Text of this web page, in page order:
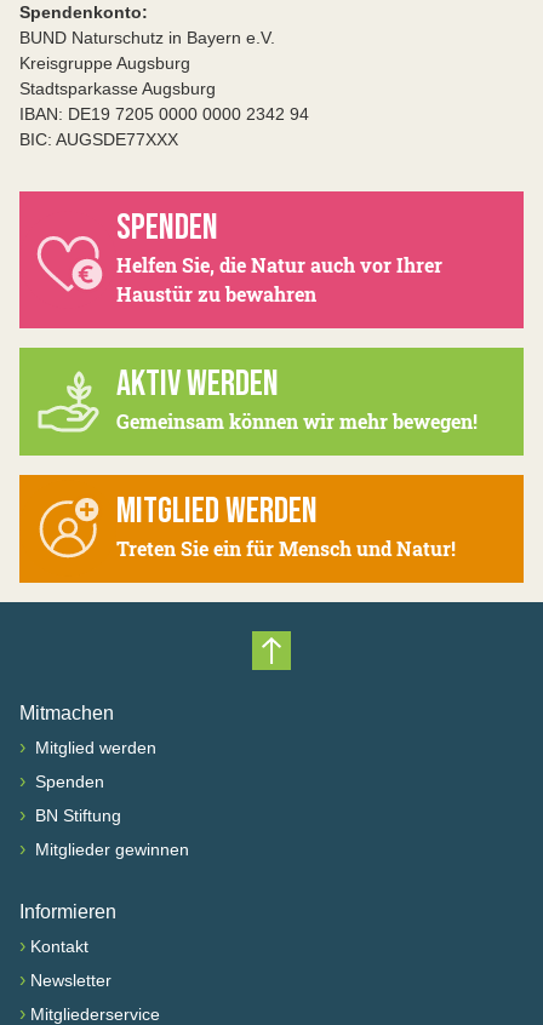
Spendenkonto:
BUND Naturschutz in Bayern e.V.
Kreisgruppe Augsburg
Stadtsparkasse Augsburg
IBAN: DE19 7205 0000 0000 2342 94
BIC: AUGSDE77XXX
SPENDEN
Helfen Sie, die Natur auch vor Ihrer
Haustür zu bewahren
AKTIV WERDEN
Gemeinsam können wir mehr bewegen!
MITGLIED WERDEN
Treten Sie ein für Mensch und Natur!
Nach oben scrollen
Mitmachen
› Mitglied werden
› Spenden
› BN Stiftung
› Mitglieder gewinnen
Informieren
› Kontakt
› Newsletter
› Mitgliederservice